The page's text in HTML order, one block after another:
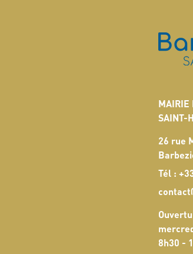
MAIRIE
SAINT-
26 rue
Tél :
8h30 -